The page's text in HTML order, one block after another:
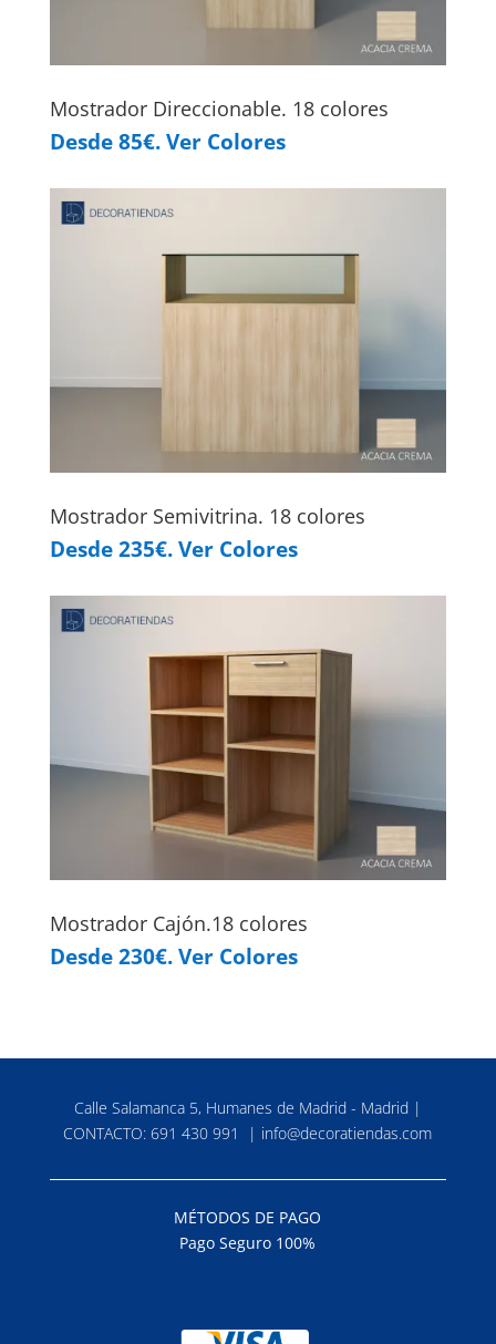
Mostrador Direccionable. 18 colores
Desde 85€. Ver Colores
Mostrador Semivitrina. 18 colores
Desde 235€. Ver Colores
Mostrador Cajón.18 colores
Desde 230€. Ver Colores
Calle Salamanca 5, Humanes de Madrid - Madrid |
CONTACTO:691 430 991 | info@decoratiendas.com
MÉTODOS DE PAGO
Pago Seguro 100%